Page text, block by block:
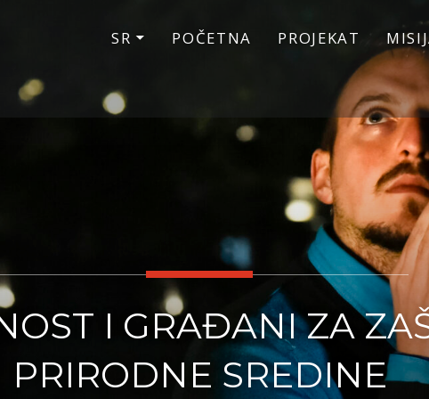
SR POČETNA PROJEKAT
I GRAĐANI ZA
PRIRODNE SREDINE